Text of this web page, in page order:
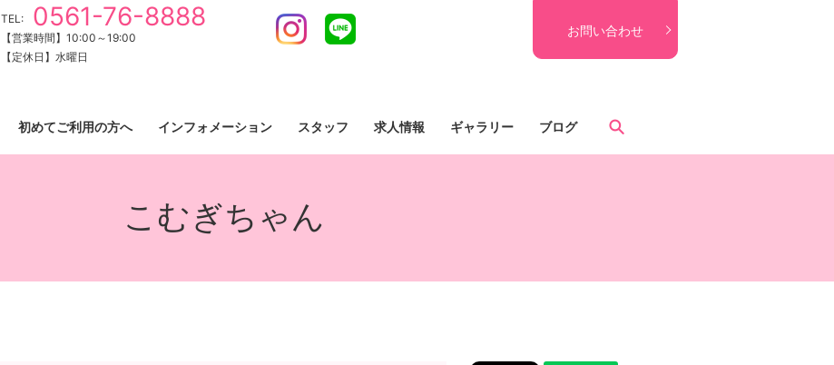
TEL: 0561-76-8888
【営業時間】10:00～19:00
【定休日】水曜日
Instagram お問い合わせ
初めてご利用の方へ インフォメーション スタッフ 求人情報 ギャラリー ブログ
こむぎちゃん